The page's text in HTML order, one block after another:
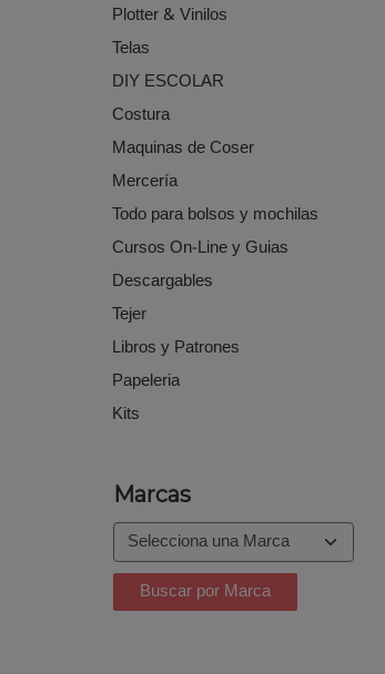
Plotter & Vinilos
Telas
DIY ESCOLAR
Costura
Maquinas de Coser
Mercería
Todo para bolsos y mochilas
Cursos On-Line y Guias
Descargables
Tejer
Libros y Patrones
Papeleria
Kits
Marcas